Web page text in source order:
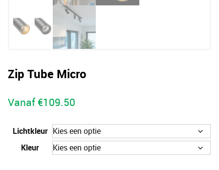
Zip Tube Micro
Vanaf€109.50
Lichtkleur
Kleur